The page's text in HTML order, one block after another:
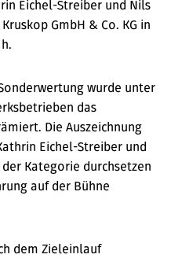
Eichel-Streiber und Nils
GmbH & Co. KG in
wurde unter
das
Die Auszeichnung
Eichel-Streiber und
Kategorie durchsetzen
auf der Bühne
dem Zieleinlauf